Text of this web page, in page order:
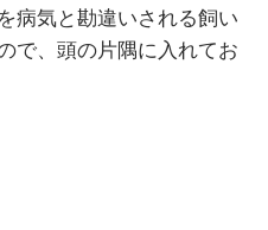
病気と勘違いされる飼い
で、頭の片隅に入れてお